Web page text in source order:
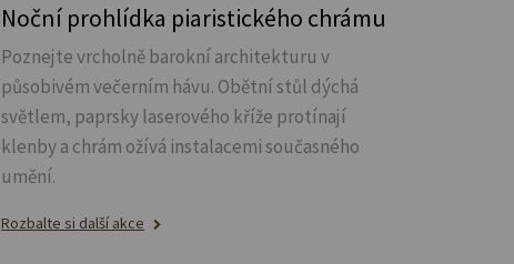
Noční prohlídka piaristického chrámu
Poznejte vrcholně barokní architekturu v
působivém večerním hávu. Obětní stůl dýchá
světlem, paprsky laserového kříže protínají
klenby a chrám ožívá instalacemi současného
umění.
Rozbalte si další akce